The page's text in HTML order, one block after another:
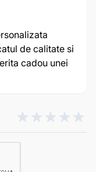
de calitate si
cadou unei